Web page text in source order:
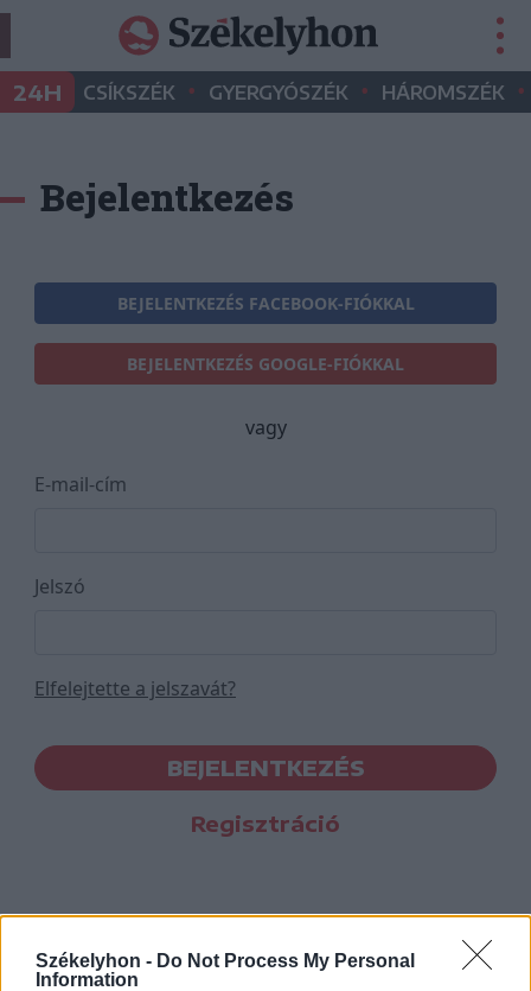
Székelyhon - Do Not Process My Personal
Information
24H CSÍKSZÉK • GYERGYÓSZÉK • HÁROMSZÉK •
Bejelentkezés
BEJELENTKEZÉS FACEBOOK-FIÓKKAL
BEJELENTKEZÉS GOOGLE-FIÓKKAL
vagy
E-mail-cím
Jelszó
Elfelejtette a jelszavát?
BEJELENTKEZÉS
Regisztráció